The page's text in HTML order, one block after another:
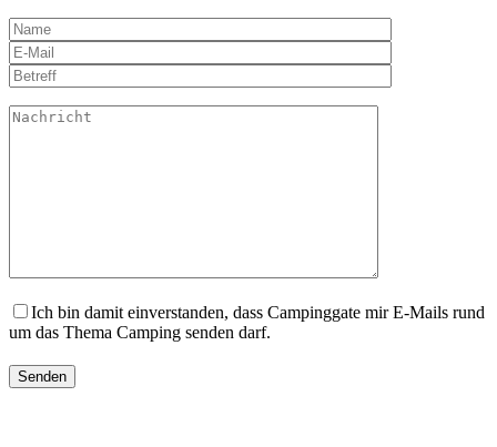
Ich bin damit einverstanden, dass Campinggate mir E-Mails rund
um das Thema Camping senden darf.